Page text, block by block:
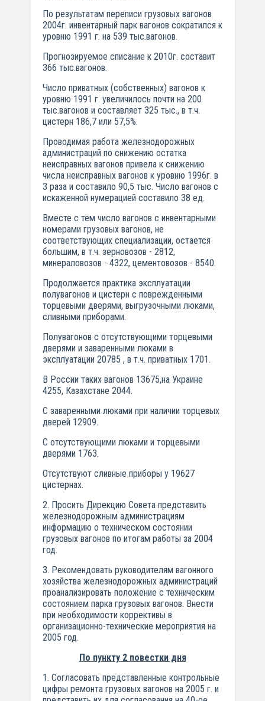
По результатам переписи грузовых вагонов
2004г. инвентарный парк вагонов сократился к
уровню 1991 г. на 539 тыс.вагонов.
Прогнозируемое списание к 2010г. составит
366 тыс.вагонов.
Число приватных (собственных) вагонов к
уровню 1991 г. увеличилось почти на 200
тыс.вагонов и составляет 325 тыс., в т.ч.
цистерн 186,7 или 57,5%.
Проводимая работа железнодорожных
администраций по снижению остатка
неисправных вагонов привела к снижению
числа неисправных вагонов к уровню 1996г. в
3 раза и составило 90,5 тыс. Число вагонов с
искаженной нумерацией составило 38 ед.
Вместе с тем число вагонов с инвентарными
номерами грузовых вагонов, не
соответствующих специализации, остается
большим, в т.ч. зерновозов - 2812,
минераловозов - 4322, цементовозов - 8540.
Продолжается практика эксплуатации
полувагонов и цистерн с поврежденными
торцевыми дверями, выгрузочными люками,
сливными приборами.
Полувагонов с отсутствующими торцевыми
дверями и заваренными люками в
эксплуатации 20785 , в т.ч. приватных 1701.
В России таких вагонов 13675,на Украине
4255, Казахстане 2044.
С заваренными люками при наличии торцевых
дверей 12909.
С отсутствующими люками и торцевыми
дверями 1763.
Отсутствуют сливные приборы у 19627
цистернах.
2. Просить Дирекцию Совета представить
железнодорожным администрациям
информацию о техническом состоянии
грузовых вагонов по итогам работы за 2004
год.
3. Рекомендовать руководителям вагонного
хозяйства железнодорожных администраций
проанализировать положение с техническим
состоянием парка грузовых вагонов. Внести
при необходимости коррективы в
организационно-технические мероприятия на
2005 год.
По пункту 2 повестки дня
1. Согласовать представленные контрольные
цифры ремонта грузовых вагонов на 2005 г. и